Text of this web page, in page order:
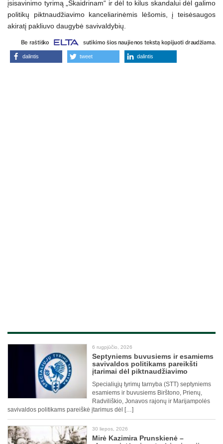
įsisavinimo tyrimą „Skaidrinam“ ir dėl to kilus skandalui dėl galimo
politikų piktnaudžiavimo kanceliarinėmis lėšomis, į teisėsaugos
akiratį pakliuvo daugybė savivaldybių.
dalintis tweet dalintis
6 rugpjūčio, 2026
Septyniems buvusiems ir esamiems
savivaldos politikams pareikšti
įtarimai dėl piktnaudžiavimo
Specialiųjų tyrimų tarnyba (STT) septyniems
esamiems ir buvusiems Birštono, Prienų,
Radviliškio, Jonavos rajonų ir Marijampolės
savivaldos politikams pareiškė įtarimus dėl […]
30 liepos, 2026
Mirė Kazimira Prunskienė –